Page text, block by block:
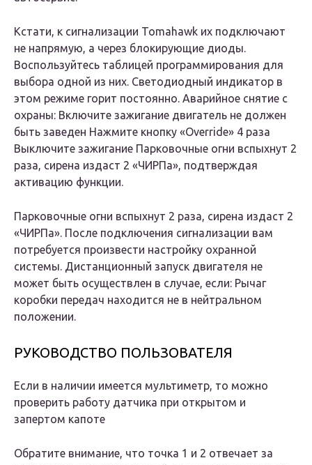
Кстати, к сигнализации Tomahawk их подключают
не напрямую, а через блокирующие диоды.
Воспользуйтесь таблицей программирования для
выбора одной из них. Светодиодный индикатор в
этом режиме горит постоянно. Аварийное снятие с
охраны: Включите зажигание двигатель не должен
быть заведен Нажмите кнопку «Override» 4 раза
Выключите зажигание Парковочные огни вспыхнут 2
раза, сирена издаст 2 «ЧИРПа», подтверждая
активацию функции.
Парковочные огни вспыхнут 2 раза, сирена издаст 2
«ЧИРПа». После подключения сигнализации вам
потребуется произвести настройку охранной
системы. Дистанционный запуск двигателя не
может быть осуществлен в случае, если: Рычаг
коробки передач находится не в нейтральном
положении.
РУКОВОДСТВО ПОЛЬЗОВАТЕЛЯ
Если в наличии имеется мультиметр, то можно
проверить работу датчика при открытом и
запертом капоте
Обратите внимание, что точка 1 и 2 отвечает за